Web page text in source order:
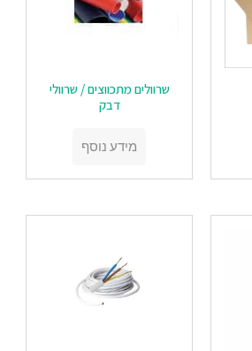
‏‏שרוולים מתכווצים / שרוולי
דבק
מידע נוסף